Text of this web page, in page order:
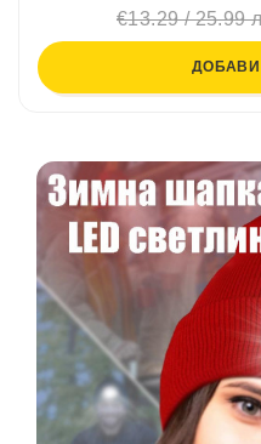
€13.29 / 25.99
ДОБАВИ